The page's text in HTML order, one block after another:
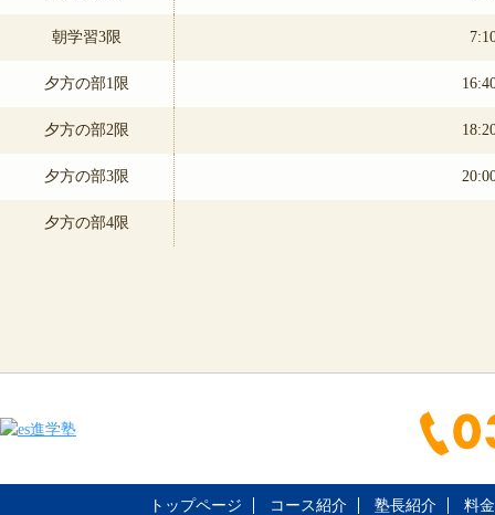
朝学習3限
夕方の部1限
夕方の部2限
夕方の部3限
夕方の部4限
トップページ コース紹介 塾長紹介 料